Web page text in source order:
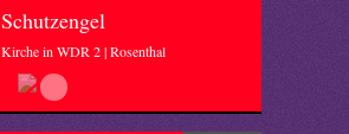
Schutzengel
Kirche in WDR 2 | Rosenthal